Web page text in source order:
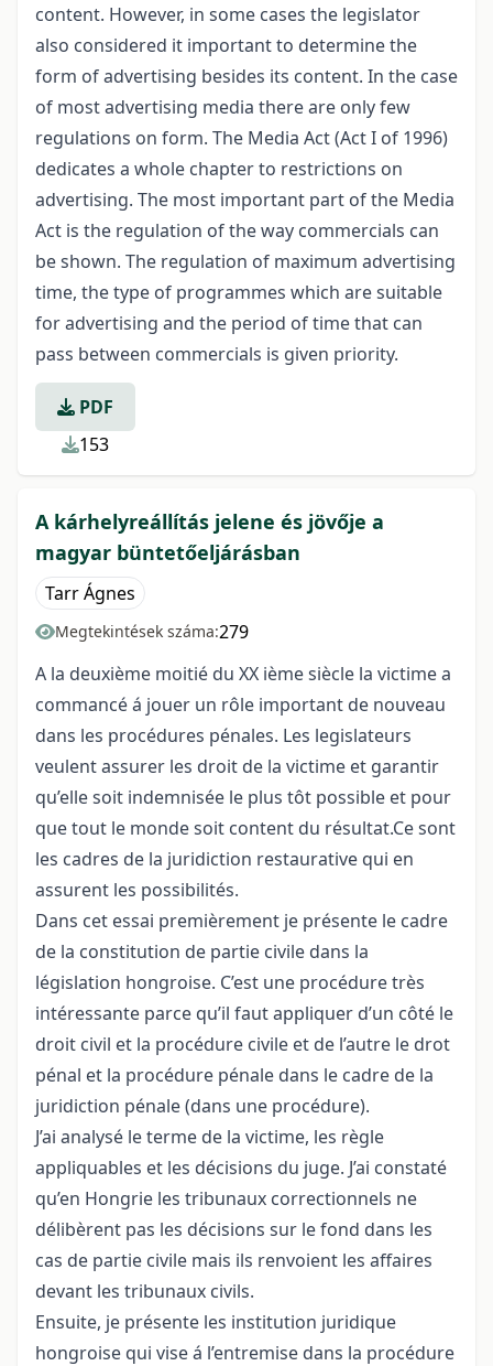
content. However, in some cases the legislator
also considered it important to determine the
form of advertising besides its content. In the case
of most advertising media there are only few
regulations on form. The Media Act (Act I of 1996)
dedicates a whole chapter to restrictions on
advertising. The most important part of the Media
Act is the regulation of the way commercials can
be shown. The regulation of maximum advertising
time, the type of programmes which are suitable
for advertising and the period of time that can
pass between commercials is given priority.
PDF
153
A kárhelyreállítás jelene és jövője a
magyar büntetőeljárásban
Tarr Ágnes
Megtekintések száma:279
A la deuxième moitié du XX ième siècle la victime a
commancé á jouer un rôle important de nouveau
dans les procédures pénales. Les legislateurs
veulent assurer les droit de la victime et garantir
qu’elle soit indemnisée le plus tôt possible et pour
que tout le monde soit content du résultat.Ce sont
les cadres de la juridiction restaurative qui en
assurent les possibilités.
Dans cet essai premièrement je présente le cadre
de la constitution de partie civile dans la
législation hongroise. C’est une procédure très
intéressante parce qu’il faut appliquer d’un côté le
droit civil et la procédure civile et de l’autre le drot
pénal et la procédure pénale dans le cadre de la
juridiction pénale (dans une procédure).
J’ai analysé le terme de la victime, les règle
appliquables et les décisions du juge. J’ai constaté
qu’en Hongrie les tribunaux correctionnels ne
délibèrent pas les décisions sur le fond dans les
cas de partie civile mais ils renvoient les affaires
devant les tribunaux civils.
Ensuite, je présente les institution juridique
hongroise qui vise á l’entremise dans la procédure